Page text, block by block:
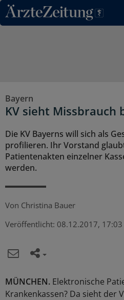
Direkt zum Inhaltsbereich
Bayern
KV sieht Missbrauch
Die KV Bayerns will sich als
profilieren. Ihr Vorstand
Patientenakten einzelner
werden.
Von Christina Bauer
Veröffentlicht: 08.12.2017,
MÜNCHEN. Elektronische
Krankenkassen? Da sieht der